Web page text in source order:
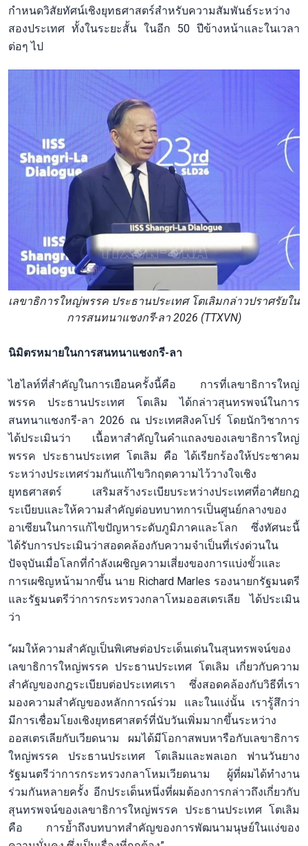
กำหนดวิสัยทัศน์เชิงยุทธศาสตร์สำหรับความสัมพันธ์ระหว่าง
สองประเทศ ทั้งในระยะสั้น ในอีก 50 ปีข้างหน้าและในเวลา
ต่อๆ ไป
เลขาธิการใหญ่พรรค ประธานประเทศ โตเลิมกล่าวปราศรัยใน
การสนทนาแชงกรี-ลา 2026 (TTXVN)
นิมิตรหมายในการสนทนาแชงกรี-ลา
ไฮไลท์ที่สำคัญในการเยือนครั้งนี้คือ การที่เลขาธิการใหญ่
พรรค ประธานประเทศ โตเลิม ได้กล่าวสุนทรพจน์ในการ
สนทนาแชงกรี-ลา 2026 ณ ประเทศสิงคโปร์ โดยนักวิชาการ
ได้ประเมินว่า เนื้อหาสำคัญในคำแถลงของเลขาธิการใหญ่
พรรค ประธานประเทศ โตเลิม คือ ได้เรียกร้องให้ประชาคม
ระหว่างประเทศร่วมกันแก้ไขวิกฤตความไว้วางใจเชิง
ยุทธศาสตร์ เสริมสร้างระเบียบระหว่างประเทศที่อาศัยกฎ
ระเบียบและให้ความสำคัญต่อบทบาทการเป็นศูนย์กลางของ
อาเซียนในการแก้ไขปัญหาระดับภูมิภาคและโลก ซึ่งทัศนะนี้
ได้รับการประเมินว่าสอดคล้องกับความจำเป็นที่เร่งด่วนใน
ปัจจุบันเมื่อโลกที่กำลังเผชิญความเสี่ยงของการแบ่งขั้วและ
การเผชิญหน้ามากขึ้น นาย Richard Marles รองนายกรัฐมนตรี
และรัฐมนตรีว่าการกระทรวงกลาโหมออสเตรเลีย ได้ประเมิน
ว่า
“ผมให้ความสำคัญเป็นพิเศษต่อประเด็นเด่นในสุนทรพจน์ของ
เลขาธิการใหญ่พรรค ประธานประเทศ โตเลิม เกี่ยวกับความ
สำคัญของกฎระเบียบต่อประเทศเรา ซึ่งสอดคล้องกับวิธีที่เรา
มองความสำคัญของหลักการณ์ร่วม และในแง่นั้น เรารู้สึกว่า
มีการเชื่อมโยงเชิงยุทธศาสตร์ที่นับวันเพิ่มมากขึ้นระหว่าง
ออสเตรเลียกับเวียดนาม ผมได้มีโอกาสพบหารือกับเลขาธิการ
ใหญ่พรรค ประธานประเทศ โตเลิมและพลเอก ฟานวันยาง
รัฐมนตรีว่าการกระทรวงกลาโหมเวียดนาม ผู้ที่ผมได้ทำงาน
ร่วมกันหลายครั้ง อีกประเด็นหนึ่งที่ผมต้องการกล่าวถึงเกี่ยวกับ
สุนทรพจน์ของเลขาธิการใหญ่พรรค ประธานประเทศ โตเลิม
คือ การย้ำถึงบทบาทสำคัญของการพัฒนามนุษย์ในแง่ของ